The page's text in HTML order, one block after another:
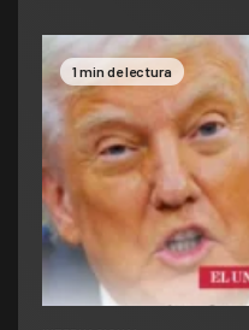
1 min de lectura